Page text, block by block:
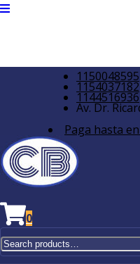
1150048595
1154037182
1144516936
Av. Dr.
Paga hasta
0